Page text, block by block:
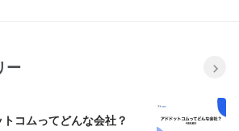
ー
トコムってどんな会社？